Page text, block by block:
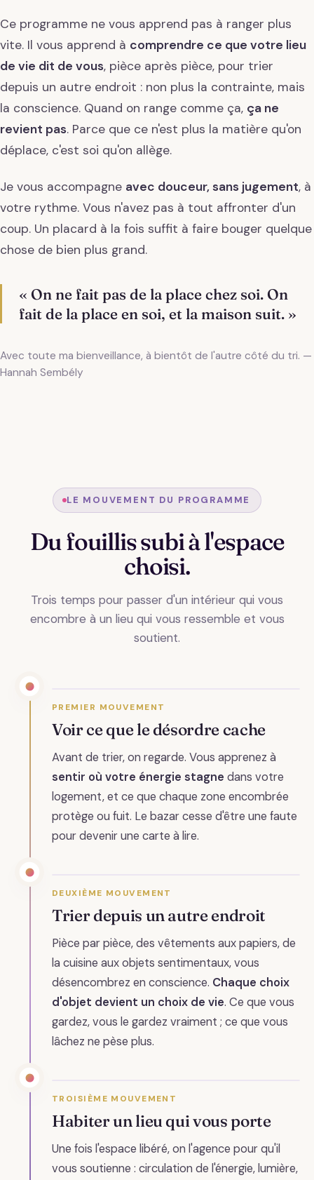
Ce programme ne vous apprend pas à ranger plus
vite. Il vous apprend à comprendre ce que votre lieu
de vie dit de vous, pièce après pièce, pour trier
depuis un autre endroit : non plus la contrainte, mais
la conscience. Quand on range comme ça, ça ne
revient pas. Parce que ce n'est plus la matière qu'on
déplace, c'est soi qu'on allège.
Je vous accompagne avec douceur, sans jugement, à
votre rythme. Vous n'avez pas à tout affronter d'un
coup. Un placard à la fois suffit à faire bouger quelque
chose de bien plus grand.
« On ne fait pas de la place chez soi. On
fait de la place en soi, et la maison suit. »
Avec toute ma bienveillance, à bientôt de l'autre côté du tri. —
Hannah Sembély
LE MOUVEMENT DU PROGRAMME
Du fouillis subi à l'espace
choisi.
Trois temps pour passer d'un intérieur qui vous
encombre à un lieu qui vous ressemble et vous
soutient.
PREMIER MOUVEMENT
Voir ce que le désordre cache
Avant de trier, on regarde. Vous apprenez à
sentir où votre énergie stagne dans votre
logement, et ce que chaque zone encombrée
protège ou fuit. Le bazar cesse d'être une faute
pour devenir une carte à lire.
DEUXIÈME MOUVEMENT
Trier depuis un autre endroit
Pièce par pièce, des vêtements aux papiers, de
la cuisine aux objets sentimentaux, vous
désencombrez en conscience. Chaque choix
d'objet devient un choix de vie. Ce que vous
gardez, vous le gardez vraiment ; ce que vous
lâchez ne pèse plus.
TROISIÈME MOUVEMENT
Habiter un lieu qui vous porte
Une fois l'espace libéré, on l'agence pour qu'il
vous soutienne : circulation de l'énergie, lumière,